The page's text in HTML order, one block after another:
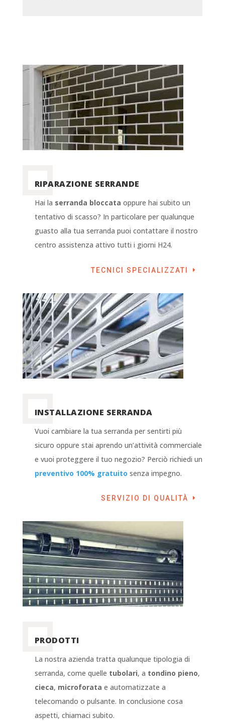
RIPARAZIONE SERRANDE
Hai la serranda bloccata oppure hai subito un
tentativo di scasso? In particolare per qualunque
guasto alla tua serranda puoi contattare il nostro
centro assistenza attivo tutti i giorni H24.
TECNICI SPECIALIZZATI
INSTALLAZIONE SERRANDA
Vuoi cambiare la tua serranda per sentirti più
sicuro oppure stai aprendo un’attività commerciale
e vuoi proteggere il tuo negozio? Perciò richiedi un
preventivo 100% gratuito senza impegno.
SERVIZIO DI QUALITÀ
PRODOTTI
La nostra azienda tratta qualunque tipologia di
serranda, come quelle tubolari, a tondino pieno,
cieca, microforata e automatizzate a
telecomando o pulsante. In conclusione cosa
aspetti, chiamaci subito.